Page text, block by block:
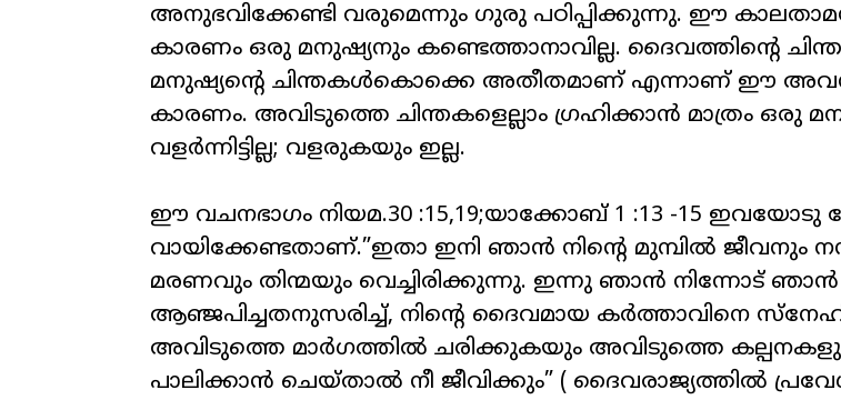
അനുഭവിക്കേണ്ടി വരുമെന്നും ഗുരു പഠിപ്പിക്കുന്നു. ഈ
കാരണം ഒരു മനുഷ്യനും കണ്ടെത്താനാവില്ല. ദൈവത്തിന്റെ
മനുഷ്യന്റെ ചിന്തകൾകൊക്കെ അതീതമാണ് എന്നാണ് ഈ
കാരണം. അവിടുത്തെ ചിന്തകളെല്ലാം ഗ്രഹിക്കാൻ മാത്രം ഒരു
വളർന്നിട്ടില്ല; വളരുകയും ഇല്ല.
ഈ വചനഭാഗം നിയമ.30 :15,19;യാക്കോബ് 1 :13 -15 ഇവയോടു
വായിക്കേണ്ടതാണ്.”ഇതാ ഇനി ഞാൻ നിന്റെ മുമ്പിൽ ജീവനും
മരണവും തിന്മയും വെച്ചിരിക്കുന്നു. ഇന്നു ഞാൻ നിന്നോട് ഞാൻ
ആഞ്ജപിച്ചതനുസരിച്ച്, നിന്റെ ദൈവമായ കർത്താവിനെ
അവിടുത്തെ മാർഗത്തിൽ ചരിക്കുകയും അവിടുത്തെ കല്പനകളും
പാലിക്കാൻ ചെയ്താൽ നീ ജീവിക്കും” ( ദൈവരാജ്യത്തിൽ